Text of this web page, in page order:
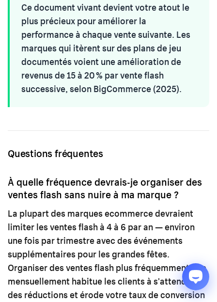
Ce document vivant devient votre atout le
plus précieux pour améliorer la
performance à chaque vente suivante. Les
marques qui itèrent sur des plans de jeu
documentés voient une amélioration de
revenus de 15 à 20 % par vente flash
successive, selon BigCommerce (2025).
Questions fréquentes
À quelle fréquence devrais-je organiser des
ventes flash sans nuire à ma marque ?
La plupart des marques ecommerce devraient
limiter les ventes flash à 4 à 6 par an — environ
une fois par trimestre avec des événements
supplémentaires pour les grandes fêtes.
Organiser des ventes flash plus fréquemment que
mensuellement habitue les clients à s'attendre à
des réductions et érode votre taux de conversion